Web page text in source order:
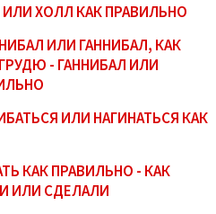
ХОЛЛ КАК ПРАВИЛЬНО
ИЛИ ГАННИБАЛ, КАК
- ГАННИБАЛ ИЛИ
ИЛИ НАГИНАТЬСЯ КАК
КАК ПРАВИЛЬНО - КАК
ИЛИ СДЕЛАЛИ